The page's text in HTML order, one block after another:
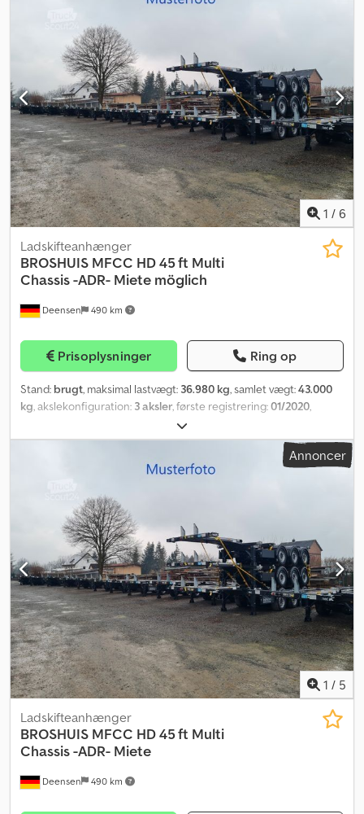
Affjedring: luft - Liftaksel - Styreaksel - Akseltype: SAF - Bremser:
skivebremser - Længde: 8000 mm - Bredde: 2550 mm - Højde:
3400 mm - Egenvægt: 6220 kg - Synsdato: 02.2026 - Opbygger:
HLW - Tankmateriale: rustfrit stål - Total tankvolumen: 27.000 l -
Tankkamre: 1 - CIP-rengøring - Uisoleret Dsdpfx Aexc Nq Uel Nskr
1 / 6
Deensen 490 km
Ladskifteanhænger
BROSHUIS MFCC HD 45 ft Multi
Chassis -ADR- Miete möglich
Prisoplysninger Ring op
Stand: brugt, maksimal lastvægt: 36.980 kg, samlet vægt:43.000
kg, akslekonfiguration: 3 aksler, første registrering:01/2020,
, Udstyr:ABS
ISO-containertyper (20 ft til 45 ft) * Standard tankposition og
vekselopbygninger * Meget enkel og let betjening takket være
'Easy Select System'. Chaufføren skal kun stige ud af lastbilen én
gang. * Slidfrit skubbesystem * 3 x 9 t akselbelastning * 5,3 t
egenvægt * Første aksel løftbar Takket være 'Easy Select System'
behøver chaufføren kun at stige ud af lastbilen én gang for at
indstille den korrekte containerposition. Derefter kan chassiset
nemt ud- og indskydes med trækkøretøjet ved at køre frem og
tilbage. UDLEJNING FRA 700,- EUR netto Dksdpfx Ajq D T Rdjl Ner
Straks tilgængelig – flere enheder på lager
Annoncer
1 / 5
Deensen 490 km
Ladskifteanhænger
BROSHUIS MFCC HD 45 ft Multi
Chassis -ADR- Miete